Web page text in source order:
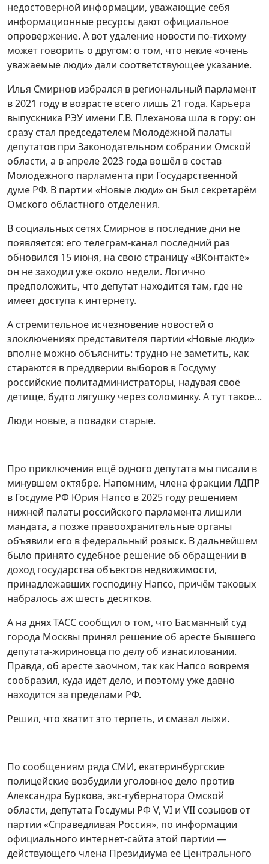
недостоверной информации, уважающие себя
информационные ресурсы дают официальное
опровержение. А вот удаление новости по-тихому
может говорить о другом: о том, что некие «очень
уважаемые люди» дали соответствующее указание.
Илья Смирнов избрался в региональный парламент
в 2021 году в возрасте всего лишь 21 года. Карьера
выпускника РЭУ имени Г.В. Плеханова шла в гору: он
сразу стал председателем Молодёжной палаты
депутатов при Законодательном собрании Омской
области, а в апреле 2023 года вошёл в состав
Молодёжного парламента при Государственной
думе РФ. В партии «Новые люди» он был секретарём
Омского областного отделения.
В социальных сетях Смирнов в последние дни не
появляется: его телеграм-канал последний раз
обновился 15 июня, на свою страницу «ВКонтакте»
он не заходил уже около недели. Логично
предположить, что депутат находится там, где не
имеет доступа к интернету.
А стремительное исчезновение новостей о
злоключениях представителя партии «Новые люди»
вполне можно объяснить: трудно не заметить, как
стараются в преддверии выборов в Госдуму
российские политадминистраторы, надувая своё
детище, будто лягушку через соломинку. А тут такое...
Люди новые, а повадки старые.
Про приключения ещё одного депутата мы писали в
минувшем октябре. Напомним, члена фракции ЛДПР
в Госдуме РФ Юрия Напсо в 2025 году решением
нижней палаты российского парламента лишили
мандата, а позже правоохранительные органы
объявили его в федеральный розыск. В дальнейшем
было принято судебное решение об обращении в
доход государства объектов недвижимости,
принадлежавших господину Напсо, причём таковых
набралось аж шесть десятков.
А на днях ТАСС сообщил о том, что Басманный суд
города Москвы принял решение об аресте бывшего
депутата-жириновца по делу об изнасиловании.
Правда, об аресте заочном, так как Напсо вовремя
сообразил, куда идёт дело, и поэтому уже давно
находится за пределами РФ.
Решил, что хватит это терпеть, и смазал лыжи.
По сообщениям ряда СМИ, екатеринбургские
полицейские возбудили уголовное дело против
Александра Буркова, экс-губернатора Омской
области, депутата Госдумы РФ V, VI и VII созывов от
партии «Справедливая Россия», по информации
официального интернет-сайта этой партии —
действующего члена Президиума её Центрального